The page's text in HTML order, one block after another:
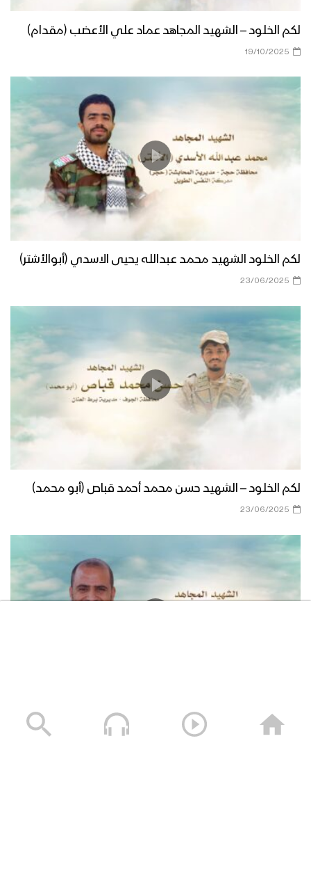
لكم الخلود – الشهيد المجاهد عماد علي الأعضب (مقدام)
19/10/2025
لكم الخلود الشهيد محمد عبدالله يحيى الاسدي (أبوالأشتر)
23/06/2025
لكم الخلود – الشهيد حسن محمد أحمد قباص (أبو محمد)
23/06/2025
لكم الخلود – الشهيد محمد طه الجنيد (أبو طه)